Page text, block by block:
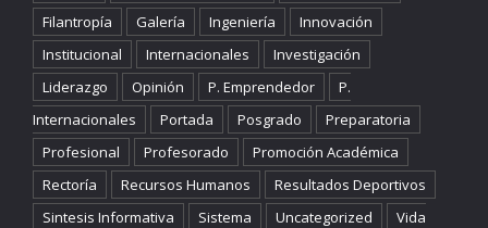
Filantropía
Galería Ingeniería
Innovación
Institucional
Internacionales
Investigación
Liderazgo
Opinión P. Emprendedor
P.
Internacionales
Portada Posgrado
Preparatoria
Profesional
Profesorado
Promoción Académica
Rectoría
Recursos Humanos
Resultados Deportivos
Sintesis Informativa
Sistema Uncategorized
Vida